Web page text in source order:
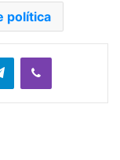
política
TelegramViber